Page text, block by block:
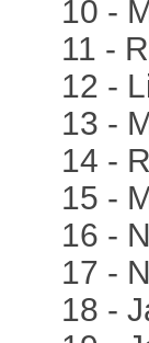
10 -
11 -
12 -
13 -
14 -
15 -
16 -
17 -
18 -